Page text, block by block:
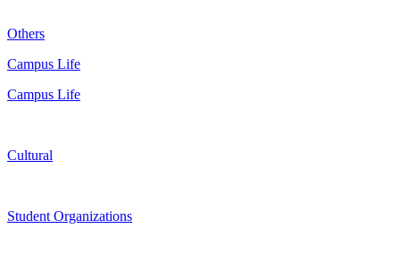
Others
Campus Life
Campus Life
Cultural
Student Organizations